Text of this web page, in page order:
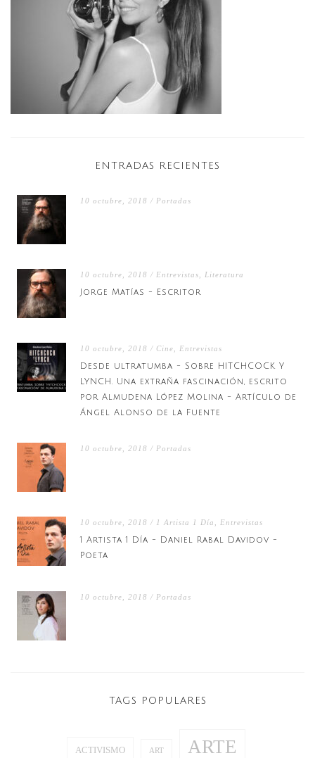
ENTRADAS RECIENTES
10 octubre, 2018 / Portadas
10 octubre, 2018 / Entrevistas, Literatura
Jorge Matías - Escritor
10 octubre, 2018 / Cine, Entrevistas
Desde ultratumba - Sobre HITCHCOCK Y
LYNCH. Una extraña fascinación, escrito
por Almudena López Molina - Artículo de
Ángel Alonso de la Fuente
10 octubre, 2018 / Portadas
10 octubre, 2018 / 1 Artista 1 Día, Entrevistas
1 Artista 1 Día - Daniel Rabal Davidov -
Poeta
10 octubre, 2018 / Portadas
TAGS POPULARES
ACTIVISMO ART ARTE